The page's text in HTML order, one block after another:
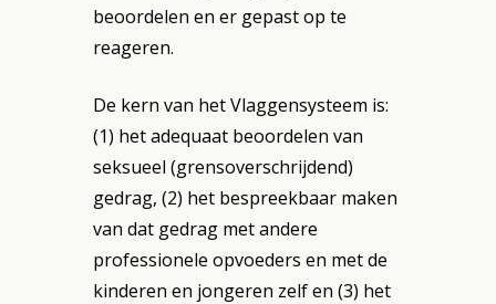
beoordelen en er gepast op te
reageren.
De kern van het Vlaggensysteem is:
(1) het adequaat beoordelen van
seksueel (grensoverschrijdend)
gedrag, (2) het bespreekbaar maken
van dat gedrag met andere
professionele opvoeders en met de
kinderen en jongeren zelf en (3) het